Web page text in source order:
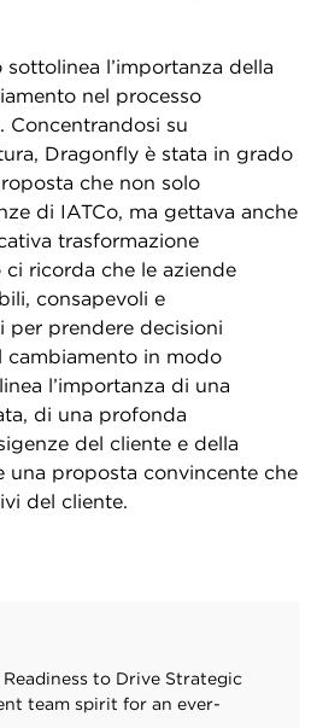
l’importanza della
nel processo
Concentrandosi su
Dragonfly è stata in grado
che non solo
di IATCo, ma gettava anche
trasformazione
ricorda che le aziende
consapevoli e
per prendere decisioni
cambiamento in modo
l’importanza di una
di una profonda
del cliente e della
una proposta convincente che
del cliente.
Readiness to Drive Strategic
team spirit for an ever-